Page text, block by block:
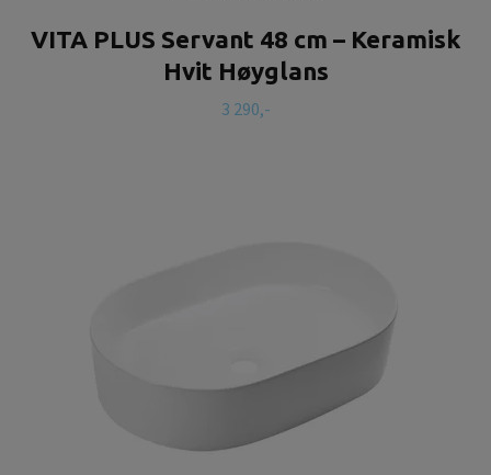
VITA PLUS Servant 48 cm – Keramisk
Hvit Høyglans
3 290,-